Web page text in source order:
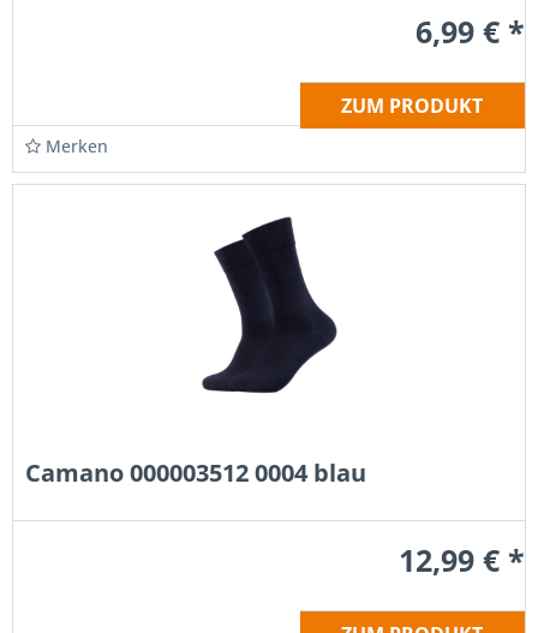
6,99 € *
ZUM PRODUKT
Merken
Camano 000003512 0004 blau
12,99 € *